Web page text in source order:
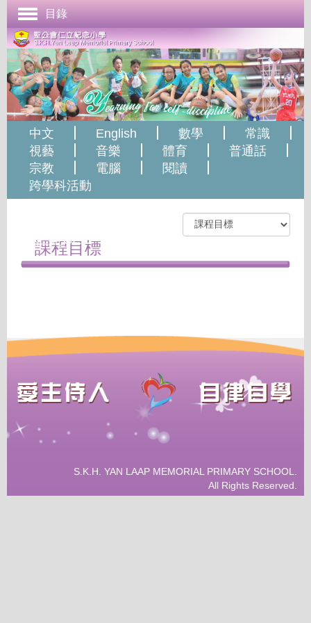
首頁
學校簡介
管理與組織
課程發展
成長支援
學生表現
校園生活
聯絡本校
目錄
中文 English 數學
常識
視藝
音樂 體育
普通話
宗教
電腦
閱讀
跨學科活動
仁紀CEO
課程目標
S.K.H. YAN LAAP MEMORIAL PRIMARY SCHOOL.
All Rights Reserved.